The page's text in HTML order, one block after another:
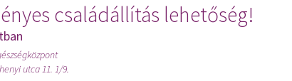
családállítás lehetőség!
utca 11. 1/9.